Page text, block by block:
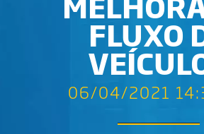
FLUXO
06/04/2021